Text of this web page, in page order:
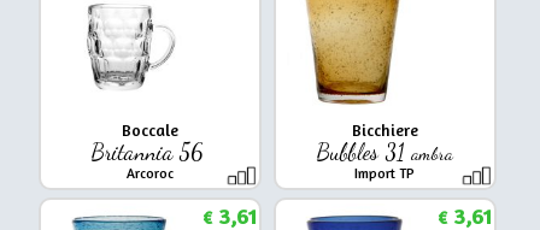
Boccale
Britannia 56
Arcoroc
Bicchiere
Bubbles 31ambra
Import TP
€3,61 €3,61